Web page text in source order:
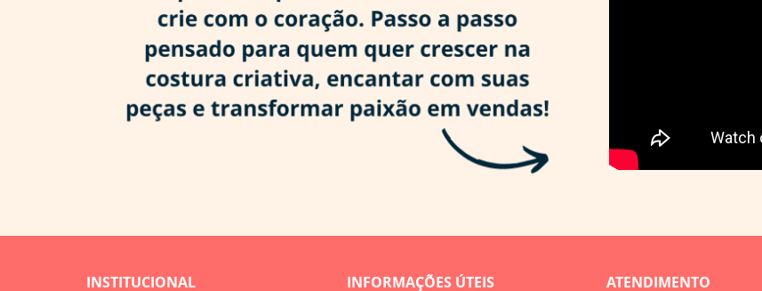
INSTITUCIONAL INFORMAÇÕES ÚTEIS ATENDIMENTO